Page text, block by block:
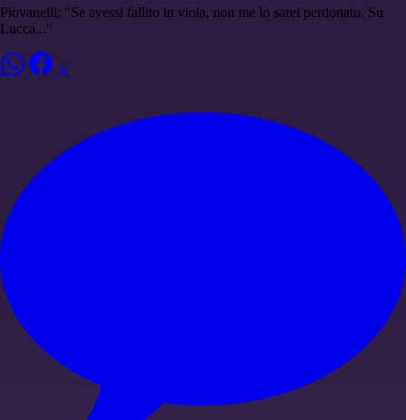
Piovanelli: "Se avessi fallito in viola, non me lo sarei perdonato. Su
Lucca..."